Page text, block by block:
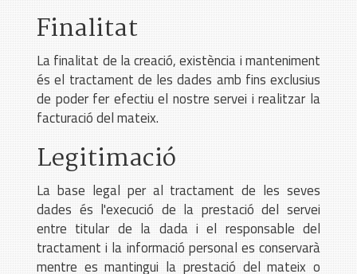
Finalitat
La finalitat de la creació, existència i manteniment
és el tractament de les dades amb fins exclusius
de poder fer efectiu el nostre servei i realitzar la
facturació del mateix.
Legitimació
La base legal per al tractament de les seves
dades és l'execució de la prestació del servei
entre titular de la dada i el responsable del
tractament i la informació personal es conservarà
mentre es mantingui la prestació del mateix o